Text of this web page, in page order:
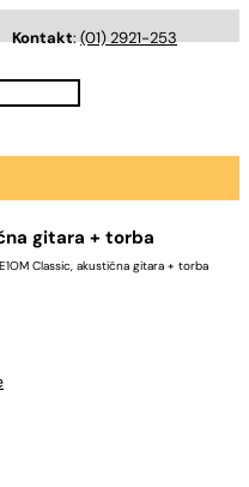
Kontakt:(01) 2921-253
gitara + torba
Classic, akustična gitara + torba